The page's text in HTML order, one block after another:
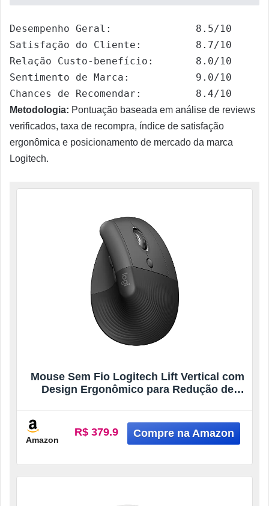
Desempenho Geral:              8.5/10
Satisfação do Cliente:         8.7/10
Relação Custo-benefício:       8.0/10
Sentimento de Marca:           9.0/10
Metodologia: Pontuação baseada em análise de reviews
verificados, taxa de recompra, índice de satisfação
ergonômica e posicionamento de mercado da marca
Logitech.
Mouse Sem Fio Logitech Lift Vertical com
Design Ergonômico para Redução de
Compatível com Windows/macOS/iPadOS
– Grafite
Amazon
R$ 379.9